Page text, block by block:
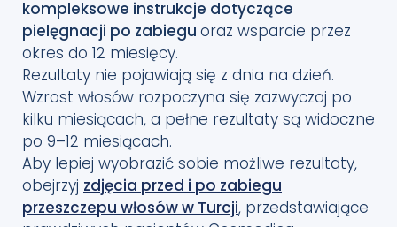
kompleksowe instrukcje dotyczące
pielęgnacji po zabiegu oraz wsparcie przez
okres do 12 miesięcy.
Rezultaty nie pojawiają się z dnia na dzień.
Wzrost włosów rozpoczyna się zazwyczaj po
kilku miesiącach, a pełne rezultaty są widoczne
po 9–12 miesiącach.
Aby lepiej wyobrazić sobie możliwe rezultaty,
obejrzyj zdjęcia przed i po zabiegu
przeszczepu włosów w Turcji, przedstawiające